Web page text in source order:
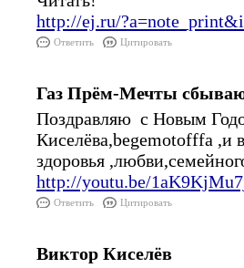
http://ej.ru/
Ответить Цитировать
Газ Прём-Мечты
Поздравляю с Новым
Киселёва,begemotofffa ,и
здоровья
http://youtu.be/
Ответить Цитировать
Виктор Киселёв